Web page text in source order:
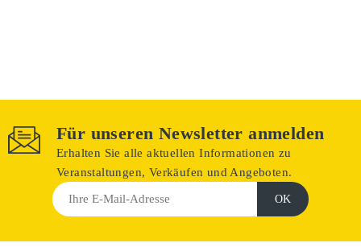
Für unseren Newsletter anmelden
Erhalten Sie alle aktuellen Informationen zu
Veranstaltungen, Verkäufen und Angeboten.